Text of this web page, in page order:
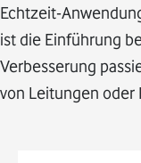
Echtzeit-
ist die Einführung
Verbesserung
von Leitungen oder